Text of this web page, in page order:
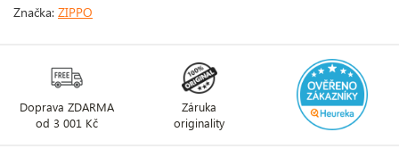
Značka: ZIPPO
Doprava ZDARMA
od 3 001 Kč
Záruka
originality